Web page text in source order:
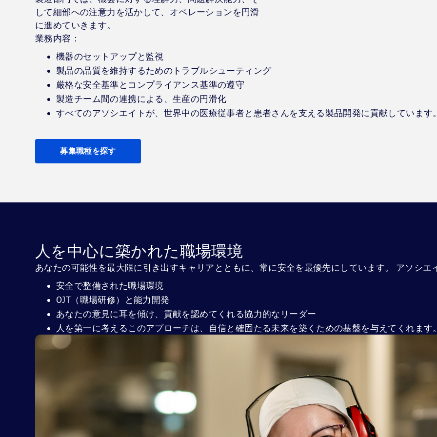
して細部への注意力を活かして、オペレーションを円滑
に進めていきます。
業務内容：
機器のセットアップと監視
製品の品質を維持するためのトラブルシューティング
厳格な安全基準とコンプライアンス基準の遵守
製造チーム間の連携による、生産の円滑化
すべてのアソシエイトが、世界中の医療従事者と患者さんを支える製品開発に貢献しています
募集職種を探す
人を中心に築かれた職場環境
あなたの可能性を最大限に引き出すキャリアとともに、常に安全を最優先にしています。 アソシエ
安全で整備された職場環境
OJT（職場研修）と能力開発
あなたの意見に耳を傾け、貢献を認めてくれる協力的なリーダー
人を第一に考えるこのアプローチは、自信と確固たる未来を築くための基盤を与えてくれます